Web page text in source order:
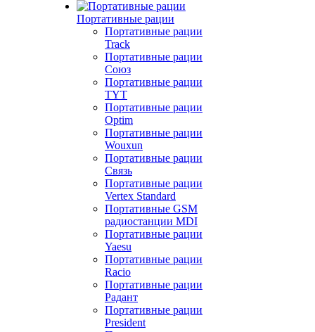
Портативные рации
Портативные рации
Track
Портативные рации
Союз
Портативные рации
TYT
Портативные рации
Optim
Портативные рации
Wouxun
Портативные рации
Связь
Портативные рации
Vertex Standard
Портативные GSM
радиостанции MDI
Портативные рации
Yaesu
Портативные рации
Racio
Портативные рации
Радант
Портативные рации
President